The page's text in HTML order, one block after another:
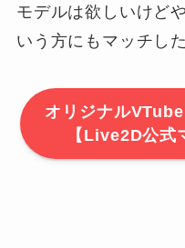
モデルは欲しいけど
いう方にもマッチし
オリジナル
【Live2D公式